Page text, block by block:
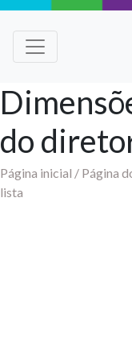
do
Página inicial / Página
lista